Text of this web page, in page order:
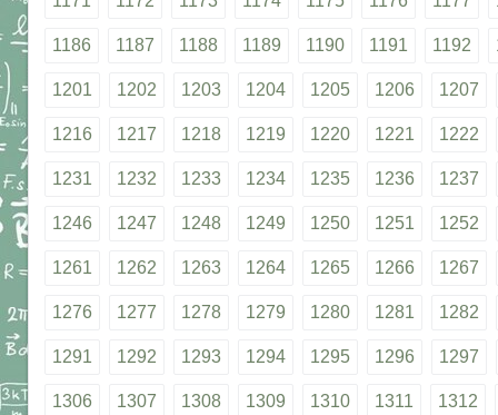
1186 1187 1188 1189 1190 1191 1192
1201 1202 1203 1204 1205 1206 1207
1216 1217 1218 1219 1220 1221 1222
1231 1232 1233 1234 1235 1236 1237
1246 1247 1248 1249 1250 1251 1252
1261 1262 1263 1264 1265 1266 1267
1276 1277 1278 1279 1280 1281 1282
1291 1292 1293 1294 1295 1296 1297
1306 1307 1308 1309 1310 1311 1312